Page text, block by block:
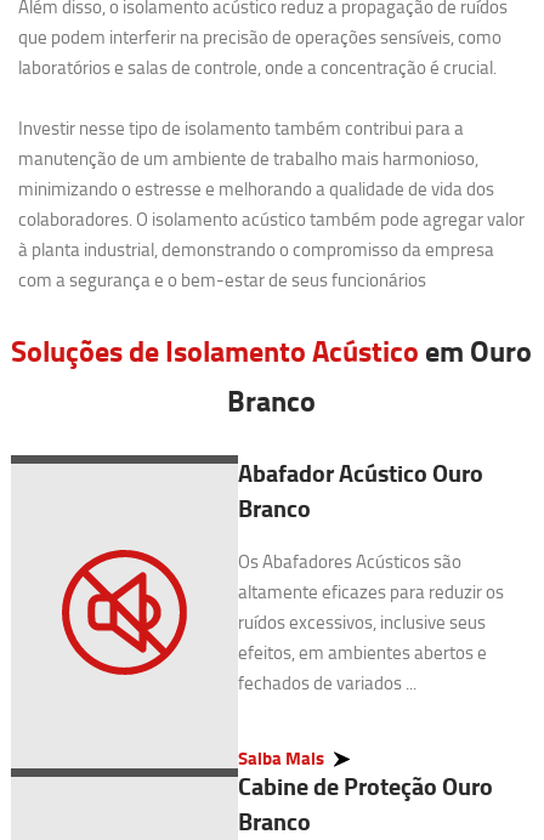
Além disso, o isolamento acústico reduz a propagação de ruídos
que podem interferir na precisão de operações sensíveis, como
laboratórios e salas de controle, onde a concentração é crucial.
Investir nesse tipo de isolamento também contribui para a
manutenção de um ambiente de trabalho mais harmonioso,
minimizando o estresse e melhorando a qualidade de vida dos
colaboradores. O isolamento acústico também pode agregar valor
à planta industrial, demonstrando o compromisso da empresa
com a segurança e o bem-estar de seus funcionários
Soluções de Isolamento Acústico em Ouro
Branco
Abafador Acústico Ouro
Branco
Os Abafadores Acústicos são
altamente eficazes para reduzir os
ruídos excessivos, inclusive seus
efeitos, em ambientes abertos e
fechados de variados ...
Saiba Mais
Cabine de Proteção Ouro
Branco